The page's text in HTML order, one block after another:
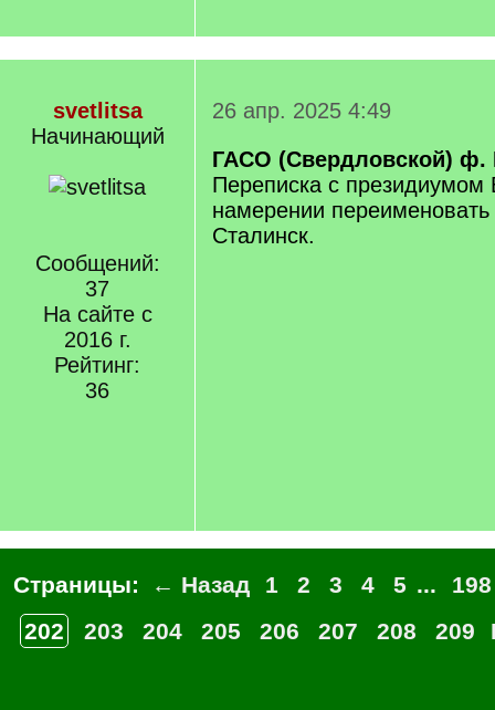
svetlitsa
Начинающий
Сообщений:
37
На сайте с
2016 г.
Рейтинг:
36
26 апр. 2025 4:49
ГАСО (Свердловской) ф.
Переписка с
намерении переименовать
Сталинск.
Страницы: ← Назад 1 2 3 4 5 ...
198
202
203 204 205 206 207 208 209